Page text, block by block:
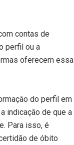
contas de
perfil ou a
oferecem essa
do perfil em
indicação de que a
Para isso, é
de óbito